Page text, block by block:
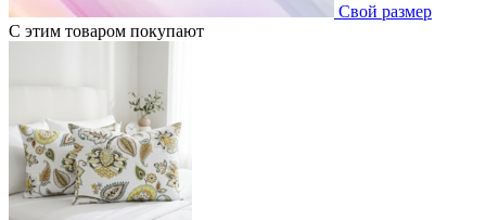
Свой размер
С этим товаром покупают